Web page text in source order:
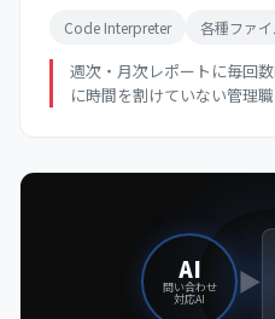
Code Interpreter 各種ファ
週次・月次レポートに毎回
に時間を割けていない管理職
AI
問い合わせ
対応AI
▶